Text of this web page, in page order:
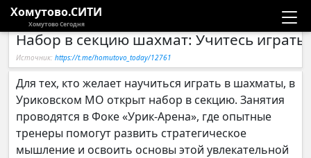
Хомутово.СИТИ
Хомутово Сегодня
Новости
Галерея
Компании
Набор в секцию шахмат: Учитесь
Источник: https://t.me/homutovo_today/12761
Для тех, кто желает научиться играть в шахматы, в
Уриковском МО открыт набор в секцию. Занятия
проводятся в Фоке «Урик-Арена», где опытные
тренеры помогут развить стратегическое
мышление и освоить основы этой увлекательной